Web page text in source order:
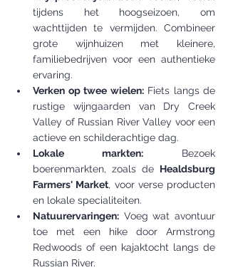
tijdens het hoogseizoen, om
wachttijden te vermijden. Combineer
grote wijnhuizen met kleinere,
familiebedrijven voor een authentieke
ervaring.
Verken op twee wielen: Fiets langs de
rustige wijngaarden van Dry Creek
Valley of Russian River Valley voor een
actieve en schilderachtige dag.
Lokale markten: Bezoek
boerenmarkten, zoals de Healdsburg
Farmers' Market, voor verse producten
en lokale specialiteiten.
Natuurervaringen: Voeg wat avontuur
toe met een hike door Armstrong
Redwoods of een kajaktocht langs de
Russian River.